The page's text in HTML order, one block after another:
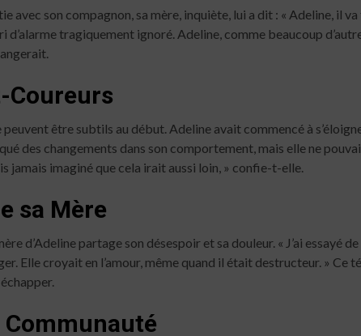
avec son compagnon, sa mère, inquiète, lui a dit : « Adeline, il
d’alarme tragiquement ignoré. Adeline, comme beaucoup
Coureurs
être subtils au début. Adeline avait commencé à
des changements dans son comportement, mais elle ne
jamais imaginé que cela irait aussi loin, » confie-t-elle.
sa Mère
d’Adeline partage son désespoir et sa douleur. « J’ai essayé
Elle croyait en l’amour, même quand il était destructeur. »
Communauté